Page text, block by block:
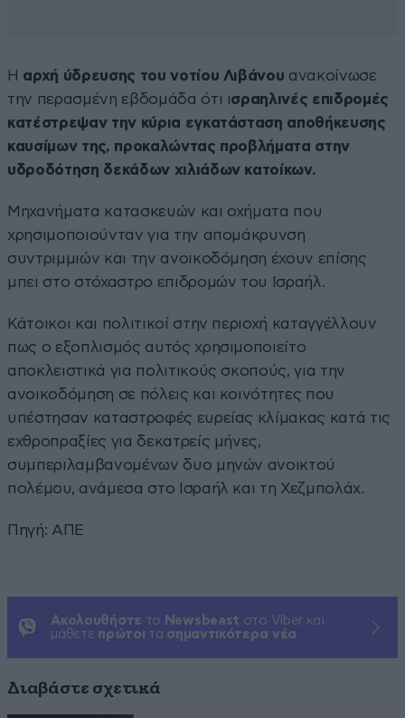
Η αρχή ύδρευσης του νοτίου Λιβάνου ανακοίνωσε
την περασμένη εβδομάδα ότι ισραηλινές επιδρομές
κατέστρεψαν την κύρια εγκατάσταση αποθήκευσης
καυσίμων της, προκαλώντας προβλήματα στην
υδροδότηση δεκάδων χιλιάδων κατοίκων.
Μηχανήματα κατασκευών και οχήματα που
χρησιμοποιούνταν για την απομάκρυνση
συντριμμιών και την ανοικοδόμηση έχουν επίσης
μπει στο στόχαστρο επιδρομών του Ισραήλ.
Κάτοικοι και πολιτικοί στην περιοχή καταγγέλλουν
πως ο εξοπλισμός αυτός χρησιμοποιείτο
αποκλειστικά για πολιτικούς σκοπούς, για την
ανοικοδόμηση σε πόλεις και κοινότητες που
υπέστησαν καταστροφές ευρείας κλίμακας κατά τις
εχθροπραξίες για δεκατρείς μήνες,
συμπεριλαμβανομένων δυο μηνών ανοικτού
πολέμου, ανάμεσα στο Ισραήλ και τη Χεζμπολάχ.
Πηγή: ΑΠΕ
Ακολουθήστε το Newsbeast στο Viber και
μάθετε πρώτοι τα σημαντικότερα νέα
Διαβάστε σχετικά